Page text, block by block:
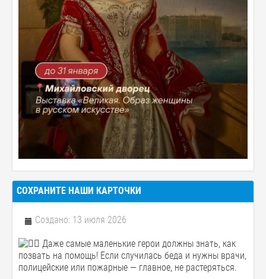
СОХРАНИТЕ НАШИ КАРТОЧКИ
Создано: 13 июля 2026
Даже самые маленькие герои должны знать, как
позвать на помощь! Если случилась беда и нужны врачи,
полицейские или пожарные — главное, не растеряться.